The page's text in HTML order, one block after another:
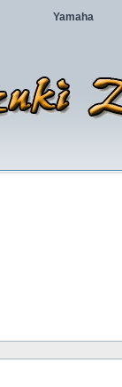
Yamaha